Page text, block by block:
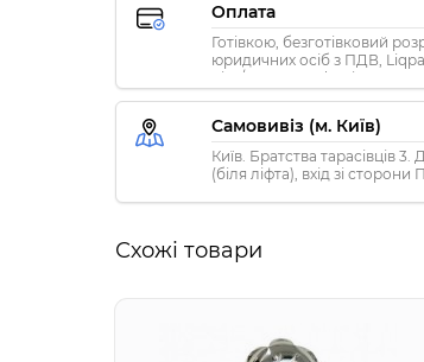
Оплата
Готівкою, безготівковий
юридичних осіб з ПДВ,
Visa/MasterCard, Privat24
Самовивіз (м. Київ)
Київ. Братства тарасівців
(біля ліфта), вхід зі
Схожі товари